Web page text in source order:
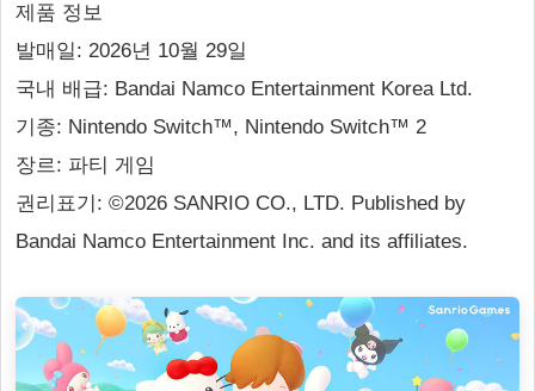
제품 정보
발매일: 2026년 10월 29일
국내 배급: Bandai Namco Entertainment Korea Ltd.
기종: Nintendo Switch™, Nintendo Switch™ 2
장르: 파티 게임
권리표기: ©2026 SANRIO CO., LTD. Published by
Bandai Namco Entertainment Inc. and its affiliates.